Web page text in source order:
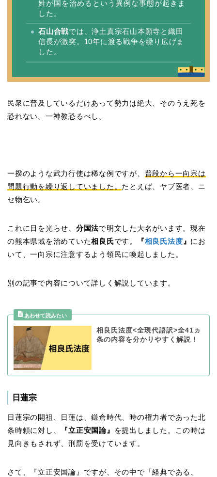
姓が国を治めるという異例な事態が起きま
した。
石山合戦では、浄土真宗石山本願寺と織田
信長が激突。10年に渡る戦争を繰り広げま
した。
民衆に普及しているだけあって勢力は絶大、そのうえ死を
恐れない。一神教恐るべし。
一揆のような武力行使は稀な例ですが、 普段から一向宗は
問題行動を繰り返していました。 たとえば、ヤブ医者、ニ
セ物乞い。
これに目を光らせ、 分国法で明文した大名がいます。現在
の熊本県域を治めていた相良氏です。 『相良氏法度 』 にお
いて、一向宗に注意するよう領民に喚起しました。
別の記事で内容について詳しく解説しています。
相良氏法度<全現代語訳>全41ヵ
条の内容を分かりやすく解説！
日蓮宗
日蓮宗の開祖、日蓮は、鎌倉時代、時の権力者であった北
条時頼に対し、
『立正安国論』
を提出しました。この時は
見向きもされず、刑罰を受けています。
さて、『立正安国論』ですが、その中で「経典である、